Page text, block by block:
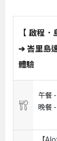
【 啟程
➔ 峇里島
體驗
午餐
晚餐
【